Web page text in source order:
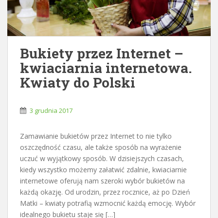
Bukiety przez Internet –
kwiaciarnia internetowa.
Kwiaty do Polski
3 grudnia 2017
Zamawianie bukietów przez Internet to nie tylko
oszczędność czasu, ale także sposób na wyrażenie
uczuć w wyjątkowy sposób. W dzisiejszych czasach,
kiedy wszystko możemy załatwić zdalnie, kwiaciarnie
internetowe oferują nam szeroki wybór bukietów na
każdą okazję. Od urodzin, przez rocznice, aż po Dzień
Matki – kwiaty potrafią wzmocnić każdą emocję. Wybór
idealnego bukietu staje się […]